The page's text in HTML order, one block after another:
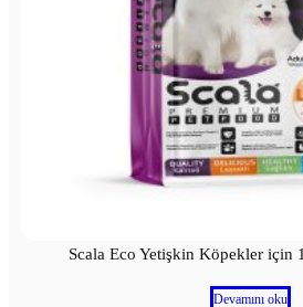
Scala Eco Yetişkin Köpekler için
Devamını oku